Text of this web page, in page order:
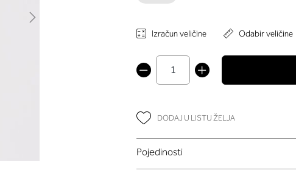
Izračun veličine Odabir veličine
DODAJ U LISTU ŽELJA
Pojedinosti